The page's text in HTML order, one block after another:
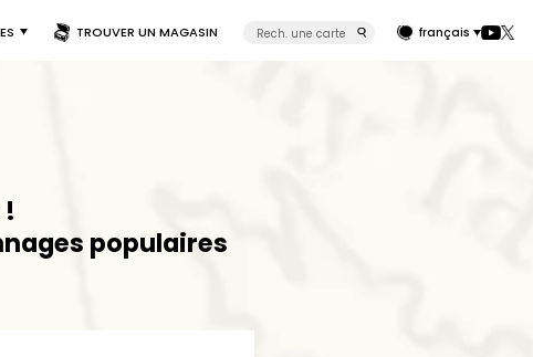
TROUVER UN MAGASIN français
populaires